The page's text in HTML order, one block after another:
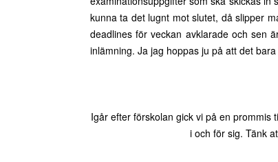
kunna ta det lugnt mot slutet, då slipper
deadlines för veckan avklarade och sen
inlämning. Ja jag hoppas ju på att det
Igår efter förskolan gick vi på en prommis
i och för sig. Tänk